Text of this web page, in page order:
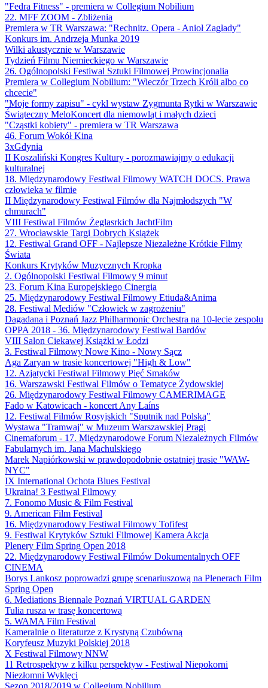
"Fedra Fitness" - premiera w Collegium Nobilium
22. MFF ZOOM - Zbliżenia
Premiera w TR Warszawa: "Rechnitz. Opera - Anioł Zagłady"
Konkurs im. Andrzeja Munka 2019
Wilki akustycznie w Warszawie
Tydzień Filmu Niemieckiego w Warszawie
26. Ogólnopolski Festiwal Sztuki Filmowej Prowincjonalia
Premiera w Collegium Nobilium: "Wieczór Trzech Króli albo co
chcecie"
"Moje formy zapisu" - cykl wystaw Zygmunta Rytki w Warszawie
Świąteczny MeloKoncert dla niemowląt i małych dzieci
"Cząstki kobiety" - premiera w TR Warszawa
46. Forum Wokół Kina
3xGdynia
II Koszaliński Kongres Kultury - porozmawiajmy o edukacji
kulturalnej
18. Międzynarodowy Festiwal Filmowy WATCH DOCS. Prawa
człowieka w filmie
II Międzynarodowy Festiwal Filmów dla Najmłodszych "W
chmurach"
VIII Festiwal Filmów Żeglasrkich JachtFilm
27. Wrocławskie Targi Dobrych Książek
12. Festiwal Grand OFF - Najlepsze Niezależne Krótkie Filmy
Świata
Konkurs Krytyków Muzycznych Kropka
2. Ogólnopolski Festiwal Filmowy 9 minut
23. Forum Kina Europejskiego Cinergia
25. Międzynarodowy Festiwal Filmowy Etiuda&Anima
28. Festiwal Mediów "Człowiek w zagrożeniu"
Dagadana i Poznań Jazz Philharmonic Orchestra na 10-lecie zespołu
OPPA 2018 - 36. Międzynarodowy Festiwal Bardów
VIII Salon Ciekawej Książki w Łodzi
3. Festiwal Filmowy Nowe Kino - Nowy Sącz
Aga Zaryan w trasie koncertowej "High & Low"
12. Azjatycki Festiwal Filmowy Pięć Smaków
16. Warszawski Festiwal Filmów o Tematyce Żydowskiej
26. Międzynarodowy Festiwal Filmowy CAMERIMAGE
Fado w Katowicach - koncert Any Laíns
12. Festiwal Filmów Rosyjskich "Sputnik nad Polską"
Wystawa "Tramwaj" w Muzeum Warszawskiej Pragi
Cinemaforum - 17. Międzynarodowe Forum Niezależnych Filmów
Fabularnych im. Jana Machulskiego
Marek Napiórkowski w prawdopodobnie ostatniej trasie "WAW-
NYC"
IX International Ochota Blues Festival
Ukraina! 3 Festiwal Filmowy
7. Fonomo Music & Film Festival
9. American Film Festival
16. Międzynarodowy Festiwal Filmowy Tofifest
9. Festiwal Krytyków Sztuki Filmowej Kamera Akcja
Plenery Film Spring Open 2018
22. Międzynarodowy Festiwal Filmów Dokumentalnych OFF
CINEMA
Borys Lankosz poprowadzi grupę scenariuszową na Plenerach Film
Spring Open
6. Mediations Biennale Poznań VIRTUAL GARDEN
Tulia rusza w trasę koncertową
5. WAMA Film Festival
Kameralnie o literaturze z Krystyną Czubówną
Koryfeusz Muzyki Polskiej 2018
X Festiwal Filmowy NNW
11 Retrospektyw z kilku perspektyw - Festiwal Niepokorni
Niezłomni Wyklęci
Sezon 2018/2019 w Collegium Nobilium